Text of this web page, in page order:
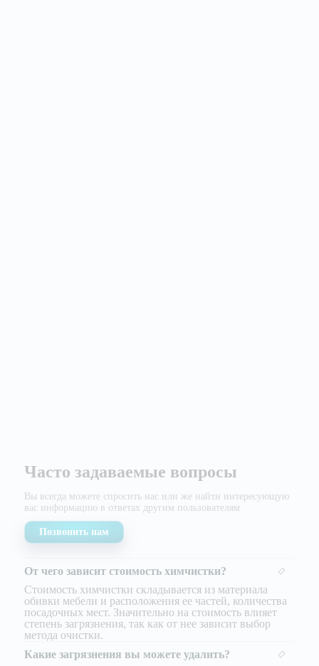
Часто задаваемые вопросы
Вы всегда можете спросить нас или же найти интересующую
вас информацию в ответах другим пользователям
Позвонить нам
От чего зависит стоимость химчистки?
Стоимость химчистки складывается из материала
обивки мебели и расположения ее частей, количества
посадочных мест. Значительно на стоимость влияет
степень загрязнения, так как от нее зависит выбор
метода очистки.
Какие загрязнения вы можете удалить?